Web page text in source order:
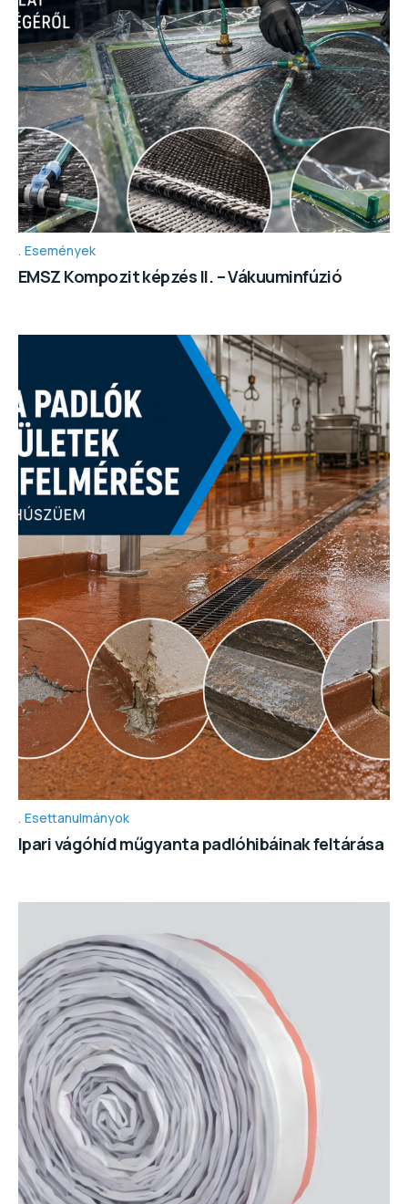
Események
EMSZ Kompozit képzés II. – Vákuuminfúzió
Esettanulmányok
Ipari vágóhíd műgyanta padlóhibáinak feltárása